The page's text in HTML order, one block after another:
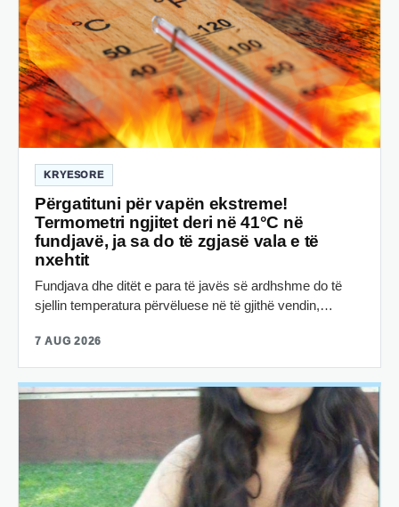
KRYESORE
Përgatituni për vapën ekstreme!
Termometri ngjitet deri në 41°C në
fundjavë, ja sa do të zgjasë vala e të
nxehtit
Fundjava dhe ditët e para të javës së ardhshme do të
sjellin temperatura përvëluese në të gjithë vendin,…
7 AUG 2026